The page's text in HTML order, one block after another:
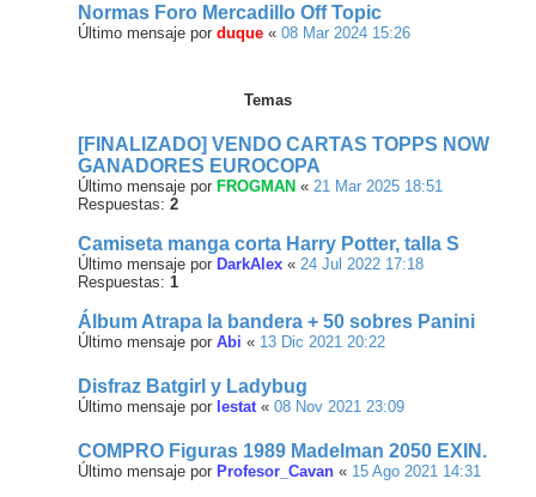
Normas Foro Mercadillo Off Topic
Último mensaje por duque « 08 Mar 2024 15:26
Temas
[FINALIZADO] VENDO CARTAS TOPPS NOW
GANADORES EUROCOPA
Último mensaje por FROGMAN « 21 Mar 2025 18:51
Respuestas: 2
Camiseta manga corta Harry Potter, talla S
Último mensaje por DarkAlex « 24 Jul 2022 17:18
Respuestas: 1
Álbum Atrapa la bandera + 50 sobres Panini
Último mensaje por Abi « 13 Dic 2021 20:22
Disfraz Batgirl y Ladybug
Último mensaje por lestat « 08 Nov 2021 23:09
COMPRO Figuras 1989 Madelman 2050 EXIN.
Último mensaje por Profesor_Cavan « 15 Ago 2021 14:31